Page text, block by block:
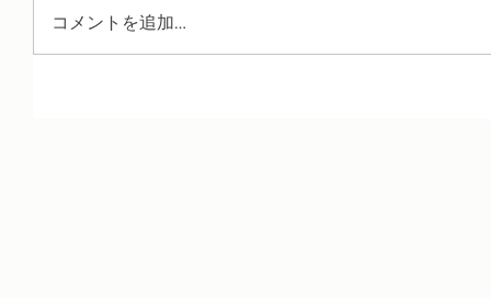
コメントを追加…